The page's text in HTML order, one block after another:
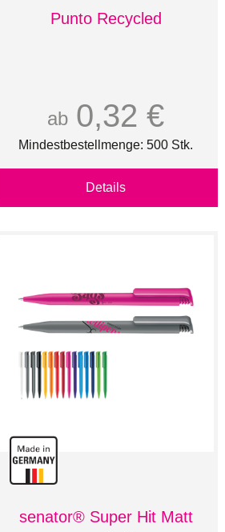
Punto Recycled
ab 0,32 €
Mindestbestellmenge: 500 Stk.
Details
senator® Super Hit Matt